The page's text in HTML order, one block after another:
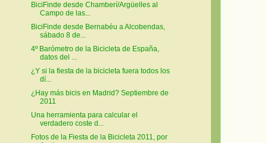
BiciFinde desde Chamberí/Argüelles al
Campo de las...
BiciFinde desde Bernabéu a Alcobendas,
sábado 8 de...
4º Barómetro de la Bicicleta de España,
datos del ...
¿Y si la fiesta de la bicicleta fuera todos los
dí...
¿Hay más bicis en Madrid? Septiembre de
2011
Una herramienta para calcular el
verdadero coste d...
Fotos de la Fiesta de la Bicicleta 2011, por